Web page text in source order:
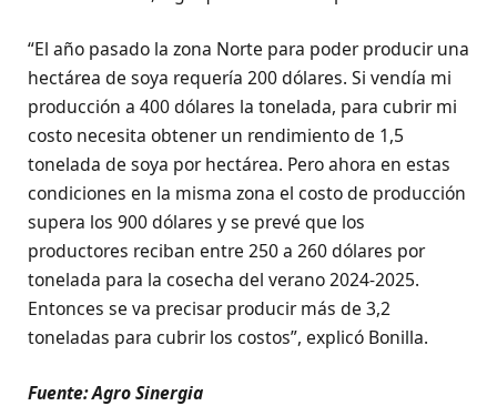
“El año pasado la zona Norte para poder producir una
hectárea de soya requería 200 dólares. Si vendía mi
producción a 400 dólares la tonelada, para cubrir mi
costo necesita obtener un rendimiento de 1,5
tonelada de soya por hectárea. Pero ahora en estas
condiciones en la misma zona el costo de producción
supera los 900 dólares y se prevé que los
productores reciban entre 250 a 260 dólares por
tonelada para la cosecha del verano 2024-2025.
Entonces se va precisar producir más de 3,2
toneladas para cubrir los costos”, explicó Bonilla.
Fuente: Agro Sinergia